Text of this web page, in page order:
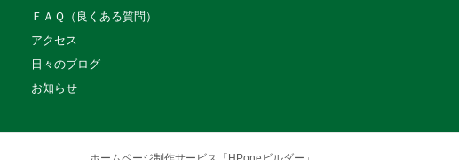
ＦＡＱ（良くある質問）
アクセス
日々のブログ
お知らせ